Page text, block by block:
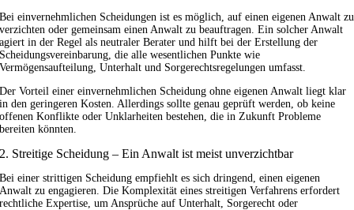
Bei einvernehmlichen Scheidungen ist es möglich, auf einen eigenen Anwalt zu
verzichten oder gemeinsam einen Anwalt zu beauftragen. Ein solcher Anwalt
agiert in der Regel als neutraler Berater und hilft bei der Erstellung der
Scheidungsvereinbarung, die alle wesentlichen Punkte wie
Vermögensaufteilung, Unterhalt und Sorgerechtsregelungen umfasst.
Der Vorteil einer einvernehmlichen Scheidung ohne eigenen Anwalt liegt klar
in den geringeren Kosten. Allerdings sollte genau geprüft werden, ob keine
offenen Konflikte oder Unklarheiten bestehen, die in Zukunft Probleme
bereiten könnten.
2. Streitige Scheidung – Ein Anwalt ist meist unverzichtbar
Bei einer strittigen Scheidung empfiehlt es sich dringend, einen eigenen
Anwalt zu engagieren. Die Komplexität eines streitigen Verfahrens erfordert
rechtliche Expertise, um Ansprüche auf Unterhalt, Sorgerecht oder